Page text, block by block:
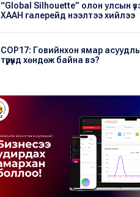
“Global Silhouette” олон улсын
ХААН галерейд нээлтээ хийлээ
COP17: Говийнхон ямар
түрүүнд хөндөж байна вэ?